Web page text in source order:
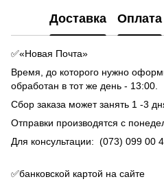
Доставка Оплата
✅«Новая Почта»
Время, до которого нужно
обработан в тот же день - 13:00.
Сбор заказа может занять 1 -3
Отправки производятся с
Для консультации: (073) 099 00
✅банковской картой на сайте